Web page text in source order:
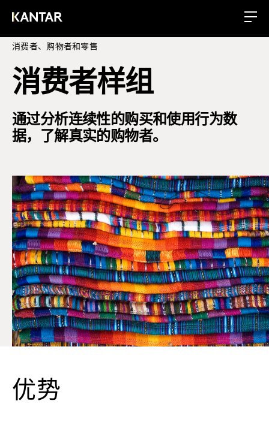
消费者、购物者和零售
消费者样组
通过分析连续性的购买和使用行为数
据，了解真实的购物者。
优势